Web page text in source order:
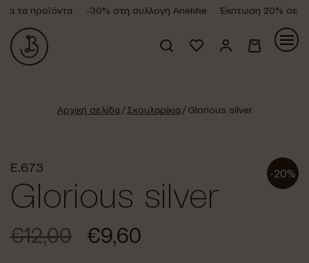
τα προϊόντα -30% στη συλλογή Anekke Έκπτωση 20% σε
Αρχική σελίδα/Σκουλαρίκια/ Glorious silver
-20%
E.673
Glorious silver
€12,00 €9,60